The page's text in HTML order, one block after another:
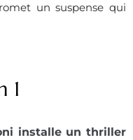
un suspense qui
1
installe un thriller